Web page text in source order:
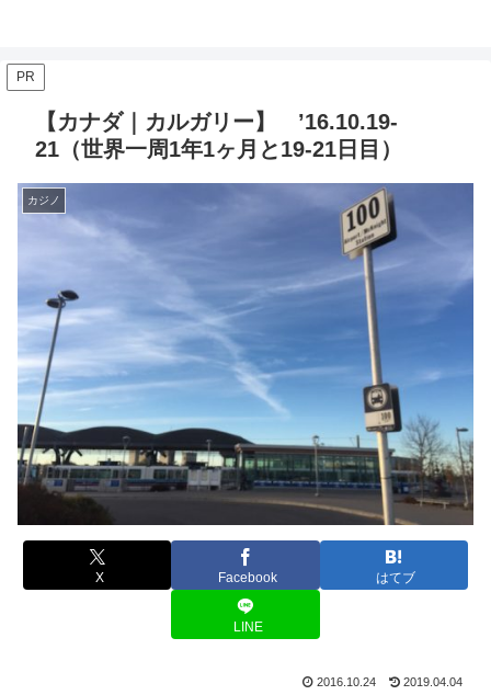
PR
【カナダ｜カルガリー】 ’16.10.19-
21（世界一周1年1ヶ月と19-21日目）
カジノ
X Facebook はてブ
LINE
2016.10.24 2019.04.04